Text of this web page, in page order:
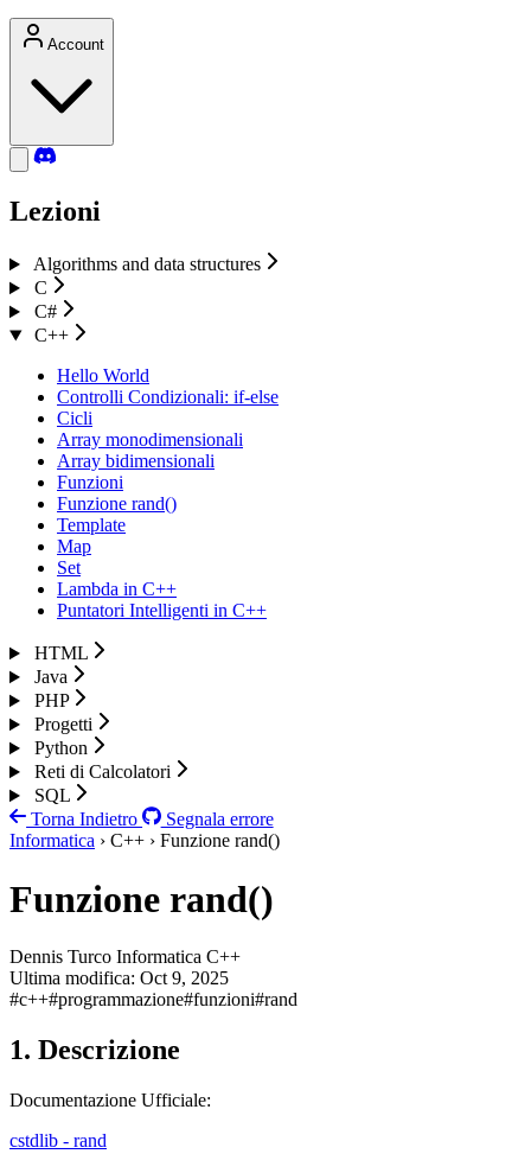
Account
Lezioni
Algorithms and data structures
C
C#
C++
Hello World
Controlli Condizionali: if-else
Cicli
Array monodimensionali
Array bidimensionali
Funzioni
Funzione rand()
Template
Map
Set
Lambda in C++
Puntatori Intelligenti in C++
HTML
Java
PHP
Progetti
Python
Reti di Calcolatori
SQL
Torna Indietro
Segnala errore
Informatica › C++ › Funzione rand()
Funzione rand()
Dennis Turco Informatica C++
Ultima modifica: Oct 9, 2025
#c++#programmazione#funzioni#rand
1. Descrizione
Documentazione Ufficiale:
cstdlib - rand